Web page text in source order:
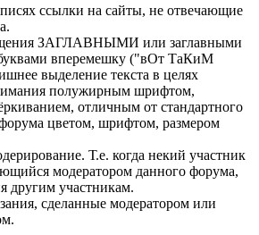
ссылки на сайты, не отвечающие
ЗАГЛАВНЫМИ или заглавными
вперемешку ("вОт ТаКиМ
выделение текста в целях
полужирным шрифтом,
отличным от стандартного
цветом, шрифтом, размером
Т.е. когда некий участник
модератором данного форума,
другим участникам.
сделанные модератором или